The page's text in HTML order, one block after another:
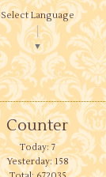
Select Language
▼
Counter
Today:7
Yesterday:158